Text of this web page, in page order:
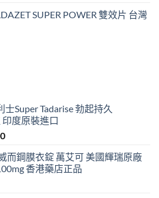
SUPER POWER 雙效片 台灣
Super Tadarise 勃起持久
度原裝進口
Price
$489
through
而鋼膜衣錠 萬艾可 美國輝瑞原廠
香港藥店正品